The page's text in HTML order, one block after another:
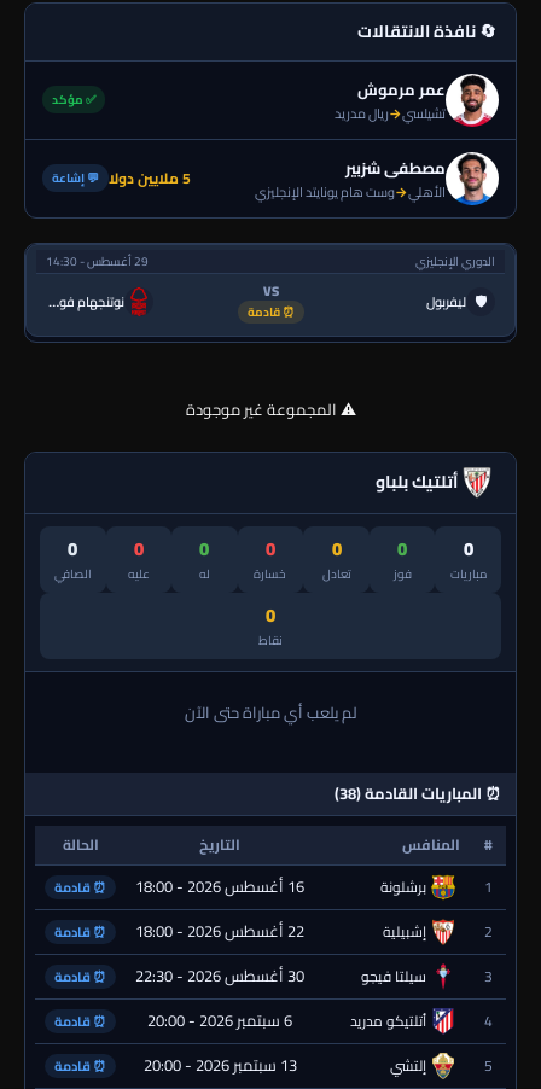
🔄 نافذة الانتقالات
عمر مرموش
تشيلسي→ريال مدريد
✅ مؤكد
مصطفى شزبير
الأهلي→وست هام يونايتد الإنجليزي 5 ملايين دولا 💬 إشاعة
الدوري الإنجليزي 29 أغسطس - 14:30
🛡 ليفربول VS
⏰ قادمة نوتنجهام فورست
⚠️ المجموعة غير موجودة
أتلتيك بلباو
0
مباريات
0
فوز
0
تعادل
0
خسارة
0
له
0
عليه
0
الصافي
0
نقاط
لم يلعب أي مباراة حتى الآن
⏰ المباريات القادمة (38)
# المنافس التاريخ
الحالة
1
برشلونة 16 أغسطس 2026 - 18:00 ⏰ قادمة
2 إشبيلية 22 أغسطس 2026 - 18:00 ⏰ قادمة
3 سيلتا فيجو 30 أغسطس 2026 - 22:30 ⏰ قادمة
4 أتلتيكو مدريد 6 سبتمبر 2026 - 20:00 ⏰ قادمة
5 إلتشي 13 سبتمبر 2026 - 20:00 ⏰ قادمة